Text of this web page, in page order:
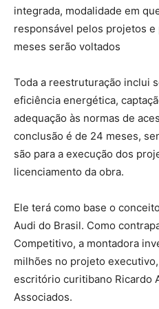
integrada, modalidade em
responsável pelos projetos
meses serão voltados
Toda a reestruturação inclui
eficiência energética,
adequação às normas de
conclusão é de 24 meses,
são para a execução dos
licenciamento da obra.
Ele terá como base o
Audi do Brasil. Como
Competitivo, a montadora
milhões no projeto
escritório curitibano Ricardo
Associados.